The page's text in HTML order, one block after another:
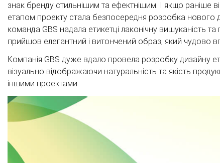
знак бренду стильнішим та ефектнішим. І якщо раніше
етапом проекту стала безпосередня розробка нового
команда GBS надала етикетці лаконічну вишуканість
прийшов елегантний і витончений образ, який чудово
Компанія GBS дуже вдало провела розробку дизайну
візуально відображаючи натуральність та якість
іншими проектами.